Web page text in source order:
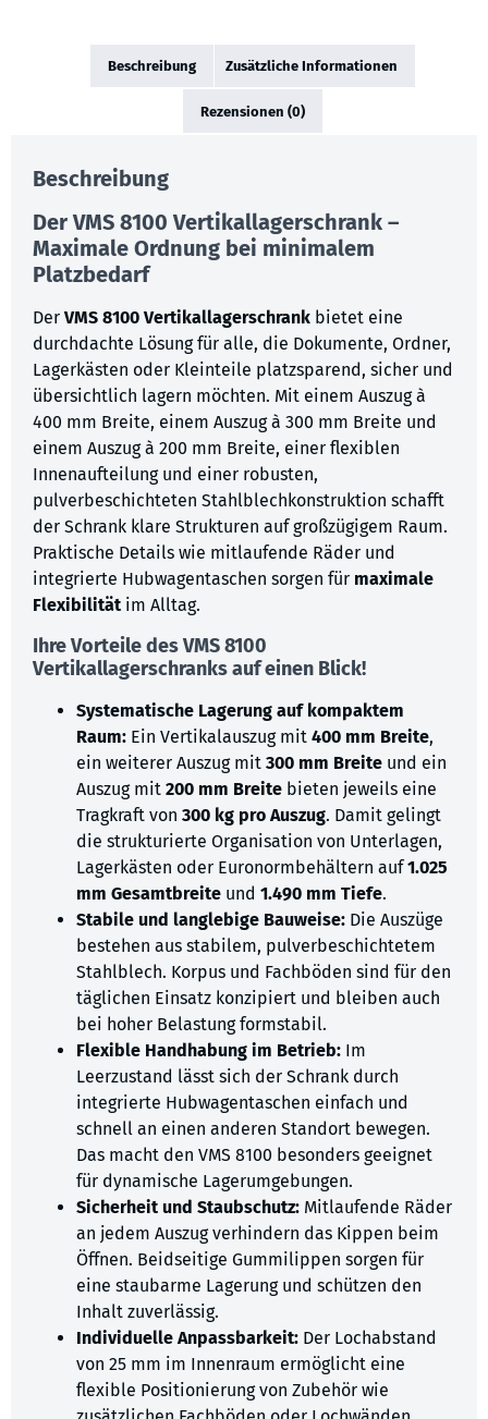
Beschreibung Zusätzliche Informationen
Rezensionen (0)
Beschreibung
Der VMS 8100 Vertikallagerschrank –
Maximale Ordnung bei minimalem
Platzbedarf
Der VMS 8100 Vertikallagerschrank bietet eine
durchdachte Lösung für alle, die Dokumente, Ordner,
Lagerkästen oder Kleinteile platzsparend, sicher und
übersichtlich lagern möchten. Mit einem Auszug à
400 mm Breite, einem Auszug à 300 mm Breite und
einem Auszug à 200 mm Breite, einer flexiblen
Innenaufteilung und einer robusten,
pulverbeschichteten Stahlblechkonstruktion schafft
der Schrank klare Strukturen auf großzügigem Raum.
Praktische Details wie mitlaufende Räder und
integrierte Hubwagentaschen sorgen für maximale
Flexibilitätim Alltag.
Ihre Vorteile des VMS 8100
Vertikallagerschranks auf einen Blick!
Systematische Lagerung auf kompaktem
Raum: Ein Vertikalauszug mit 400 mm Breite,
ein weiterer Auszug mit 300 mm Breite und ein
Auszug mit 200 mm Breite bieten jeweils eine
Tragkraft von 300 kg pro Auszug. Damit gelingt
die strukturierte Organisation von Unterlagen,
Lagerkästen oder Euronormbehältern auf1.025
mm Gesamtbreite und 1.490 mm Tiefe.
Stabile und langlebige Bauweise: Die Auszüge
bestehen aus stabilem, pulverbeschichtetem
Stahlblech. Korpus und Fachböden sind für den
täglichen Einsatz konzipiert und bleiben auch
bei hoher Belastung formstabil.
Flexible Handhabung im Betrieb: Im
Leerzustand lässt sich der Schrank durch
integrierte Hubwagentaschen einfach und
schnell an einen anderen Standort bewegen.
Das macht den VMS 8100 besonders geeignet
für dynamische Lagerumgebungen.
Sicherheit und Staubschutz: Mitlaufende Räder
an jedem Auszug verhindern das Kippen beim
Öffnen. Beidseitige Gummilippen sorgen für
eine staubarme Lagerung und schützen den
Inhalt zuverlässig.
Individuelle Anpassbarkeit: Der Lochabstand
von 25 mm im Innenraum ermöglicht eine
flexible Positionierung von Zubehör wie